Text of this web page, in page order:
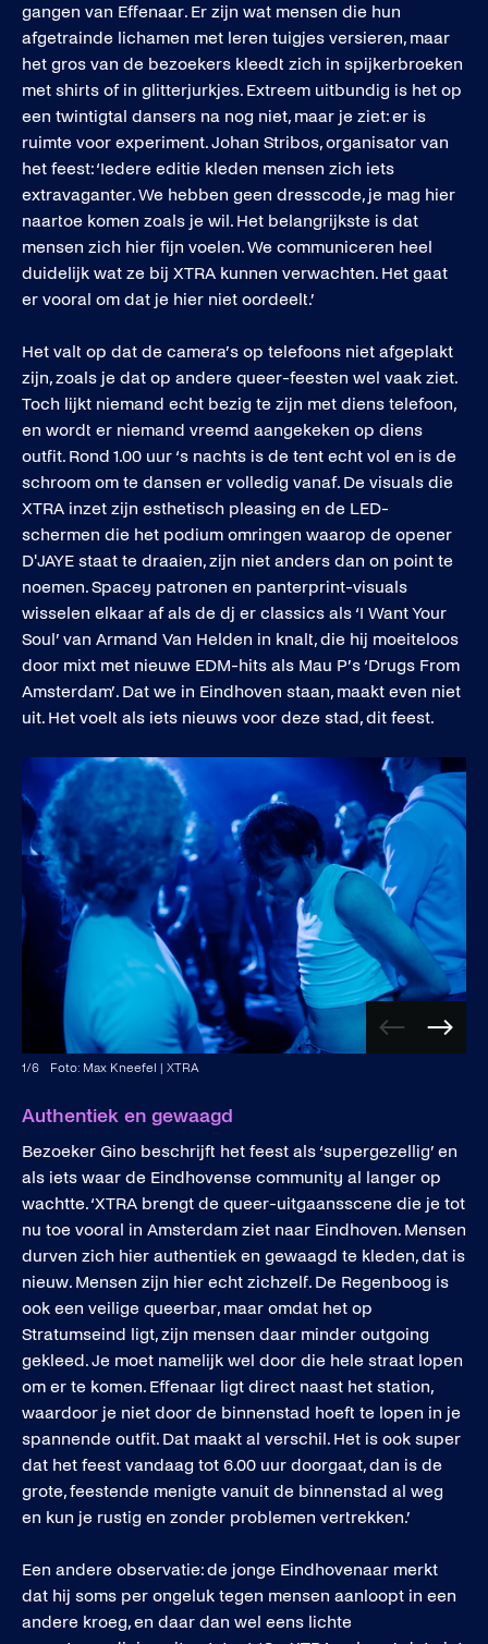
gangen van Effenaar. Er zijn wat mensen die hun
afgetrainde lichamen met leren tuigjes versieren, maar
het gros van de bezoekers kleedt zich in spijkerbroeken
met shirts of in glitterjurkjes. Extreem uitbundig is het op
een twintigtal dansers na nog niet, maar je ziet: er is
ruimte voor experiment. Johan Stribos, organisator van
het feest: ‘Iedere editie kleden mensen zich iets
extravaganter. We hebben geen dresscode, je mag hier
naartoe komen zoals je wil. Het belangrijkste is dat
mensen zich hier fijn voelen. We communiceren heel
duidelijk wat ze bij XTRA kunnen verwachten. Het gaat
er vooral om dat je hier niet oordeelt.’
Het valt op dat de camera’s op telefoons niet afgeplakt
zijn, zoals je dat op andere queer-feesten wel vaak ziet.
Toch lijkt niemand echt bezig te zijn met diens telefoon,
en wordt er niemand vreemd aangekeken op diens
outfit. Rond 1.00 uur ‘s nachts is de tent echt vol en is de
schroom om te dansen er volledig vanaf. De visuals die
XTRA inzet zijn esthetisch pleasing en de LED-
schermen die het podium omringen waarop de opener
D'JAYE staat te draaien, zijn niet anders dan on point te
noemen. Spacey patronen en panterprint-visuals
wisselen elkaar af als de dj er classics als ‘I Want Your
Soul’ van Armand Van Helden in knalt, die hij moeiteloos
door mixt met nieuwe EDM-hits als Mau P’s ‘Drugs From
Amsterdam’. Dat we in Eindhoven staan, maakt even niet
uit. Het voelt als iets nieuws voor deze stad, dit feest.
Vorige
afbeelding
1/6 Foto: Max Kneefel | XTRA
Authentiek en gewaagd
Bezoeker Gino beschrijft het feest als ‘supergezellig’ en
als iets waar de Eindhovense community al langer op
wachtte. ‘XTRA brengt de queer-uitgaansscene die je tot
nu toe vooral in Amsterdam ziet naar Eindhoven. Mensen
durven zich hier authentiek en gewaagd te kleden, dat is
nieuw. Mensen zijn hier echt zichzelf. De Regenboog is
ook een veilige queerbar, maar omdat het op
Stratumseind ligt, zijn mensen daar minder outgoing
gekleed. Je moet namelijk wel door die hele straat lopen
om er te komen. Effenaar ligt direct naast het station,
waardoor je niet door de binnenstad hoeft te lopen in je
spannende outfit. Dat maakt al verschil. Het is ook super
dat het feest vandaag tot 6.00 uur doorgaat, dan is de
grote, feestende menigte vanuit de binnenstad al weg
en kun je rustig en zonder problemen vertrekken.’
Een andere observatie: de jonge Eindhovenaar merkt
dat hij soms per ongeluk tegen mensen aanloopt in een
andere kroeg, en daar dan wel eens lichte